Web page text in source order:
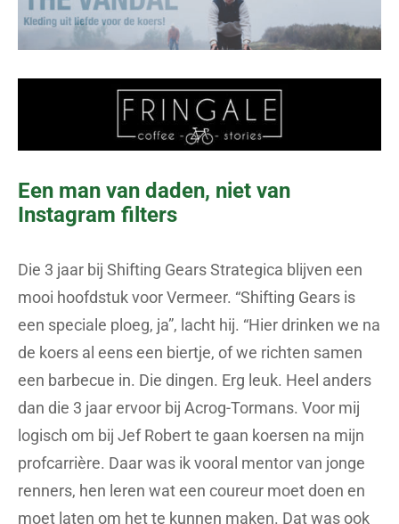
Een man van daden, niet van
Instagram filters
Die 3 jaar bij Shifting Gears Strategica blijven een
mooi hoofdstuk voor Vermeer. “Shifting Gears is
een speciale ploeg, ja”, lacht hij. “Hier drinken we na
de koers al eens een biertje, of we richten samen
een barbecue in. Die dingen. Erg leuk. Heel anders
dan die 3 jaar ervoor bij Acrog-Tormans. Voor mij
logisch om bij Jef Robert te gaan koersen na mijn
profcarrière. Daar was ik vooral mentor van jonge
renners, hen leren wat een coureur moet doen en
moet laten om het te kunnen maken. Dat was ook